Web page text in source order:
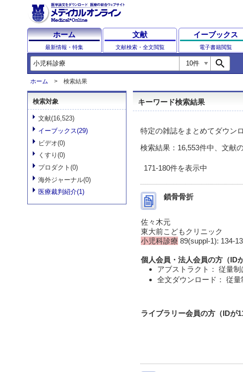
ホーム
最新情報・特集
文献
文献検索・全文閲覧
イーブックス
電子書籍閲覧
search
ホーム 検索結果
検索対象
文献(16,523)
イーブックス(29)
ビデオ(0)
くすり(0)
プロダクト(0)
海外ジャーナル(0)
医療裁判紹介(1)
キーワード検索結果
特定の雑誌をまとめてダウン
検索結果：16,553件中、文献
171-180件を表示中
鎖骨骨折
佐々木元
東大前こどもクリニック
小児科診療 89(suppl-1): 134-
個人会員・法人会員の方（ID
アブストラクト： 従量
全文ダウンロード： 従量
ライブラリー会員の方（IDが